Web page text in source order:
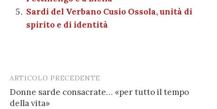
Sardi del Verbano Cusio Ossola, unità di
spirito e di identità
Post
navigation
ARTICOLO PRECEDENTE
Donne sarde consacrate… «per tutto il tempo
della vita»